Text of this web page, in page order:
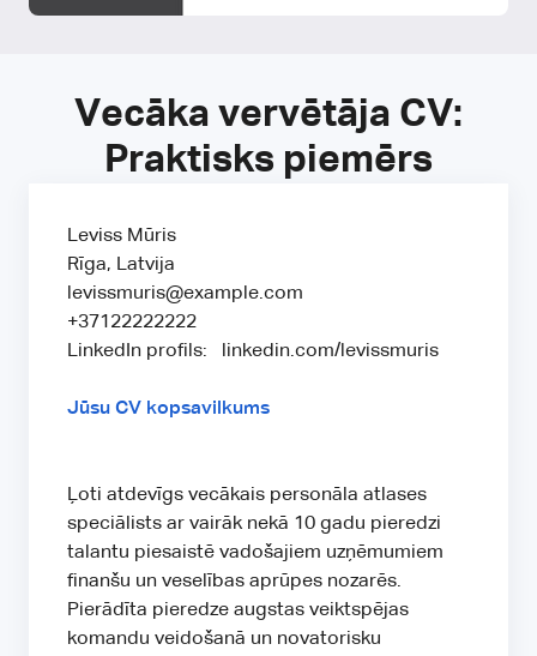
Vecāka vervētāja CV:
Praktisks piemērs
Leviss Mūris
Rīga, Latvija
levissmuris@example.com
+37122222222
LinkedIn profils: linkedin.com/levissmuris
Jūsu CV kopsavilkums
Ļoti atdevīgs vecākais personāla atlases
speciālists ar vairāk nekā 10 gadu pieredzi
talantu piesaistē vadošajiem uzņēmumiem
finanšu un veselības aprūpes nozarēs.
Pierādīta pieredze augstas veiktspējas
komandu veidošanā un novatorisku